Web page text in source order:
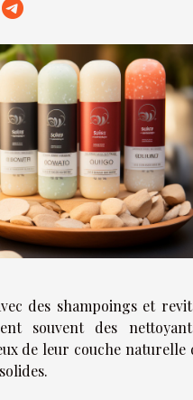
des shampoings et
souvent des
de leur couche naturelle